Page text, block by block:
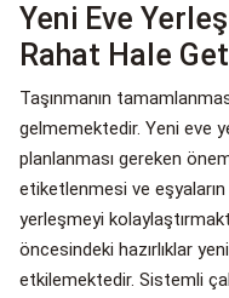
Yeni Eve
Rahat Hale
Taşınmanın
gelmemektedir. Yeni eve
planlanması gereken
etiketlenmesi ve eşyaların
yerleşmeyi
öncesindeki hazırlıklar
etkilemektedir. Sistemli